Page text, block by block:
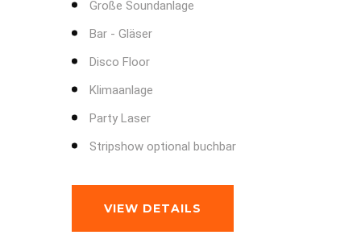
Große Soundanlage
Bar - Gläser
Disco Floor
Klimaanlage
Party Laser
Stripshow optional buchbar
VIEW DETAILS